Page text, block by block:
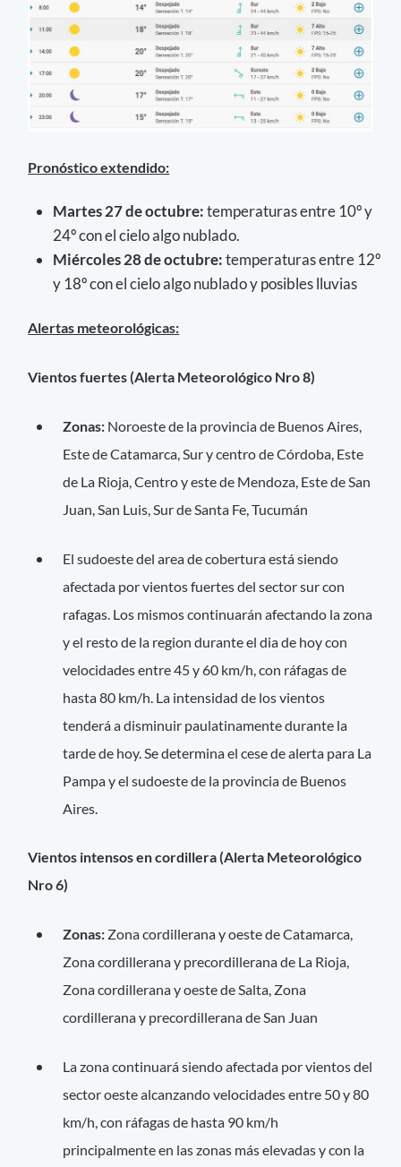
Pronóstico extendido:
Martes 27 de octubre:temperaturas entre 10º y
24º con el cielo algo nublado.
Miércoles 28 de octubre:temperaturas entre 12º
y 18º con el cielo algo nublado y posibles lluvias
Alertas meteorológicas:
Vientos fuertes (Alerta Meteorológico Nro 8)
Zonas: Noroeste de la provincia de Buenos Aires,
Este de Catamarca, Sur y centro de Córdoba, Este
de La Rioja, Centro y este de Mendoza, Este de San
Juan, San Luis, Sur de Santa Fe, Tucumán
El sudoeste del area de cobertura está siendo
afectada por vientos fuertes del sector sur con
rafagas. Los mismos continuarán afectando la zona
y el resto de la region durante el dia de hoy con
velocidades entre 45 y 60 km/h, con ráfagas de
hasta 80 km/h. La intensidad de los vientos
tenderá a disminuir paulatinamente durante la
tarde de hoy. Se determina el cese de alerta para La
Pampa y el sudoeste de la provincia de Buenos
Aires.
Vientos intensos en cordillera (Alerta Meteorológico
Nro 6)
Zonas: Zona cordillerana y oeste de Catamarca,
Zona cordillerana y precordillerana de La Rioja,
Zona cordillerana y oeste de Salta, Zona
cordillerana y precordillerana de San Juan
La zona continuará siendo afectada por vientos del
sector oeste alcanzando velocidades entre 50 y 80
km/h, con ráfagas de hasta 90 km/h
principalmente en las zonas más elevadas y con la